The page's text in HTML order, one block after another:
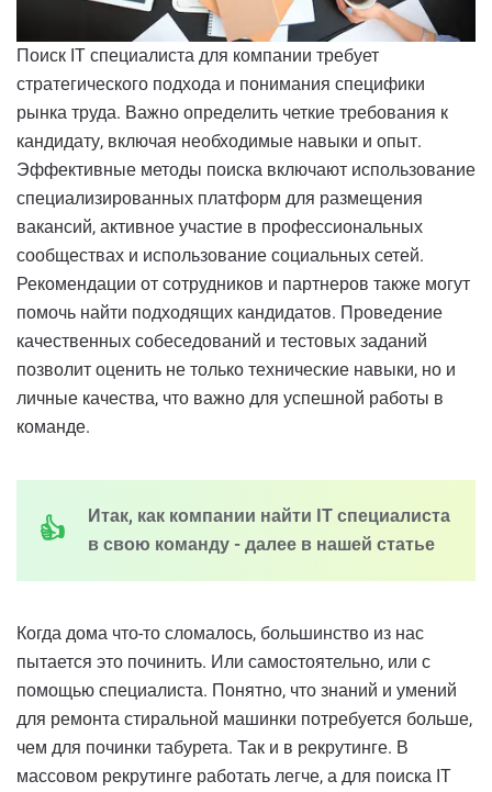
Поиск IT специалиста для компании требует
стратегического подхода и понимания специфики
рынка труда. Важно определить четкие требования к
кандидату, включая необходимые навыки и опыт.
Эффективные методы поиска включают использование
специализированных платформ для размещения
вакансий, активное участие в профессиональных
сообществах и использование социальных сетей.
Рекомендации от сотрудников и партнеров также могут
помочь найти подходящих кандидатов. Проведение
качественных собеседований и тестовых заданий
позволит оценить не только технические навыки, но и
личные качества, что важно для успешной работы в
команде.
Итак, как компании найти IT специалиста
в свою команду - далее в нашей статье
Когда дома что-то сломалось, большинство из нас
пытается это починить. Или самостоятельно, или с
помощью специалиста. Понятно, что знаний и умений
для ремонта стиральной машинки потребуется больше,
чем для починки табурета. Так и в рекрутинге. В
массовом рекрутинге работать легче, а для поиска IT